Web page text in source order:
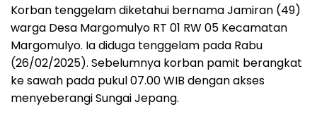
Korban tenggelam diketahui bernama Jamiran (49)
warga Desa Margomulyo RT 01 RW 05 Kecamatan
Margomulyo. Ia diduga tenggelam pada Rabu
(26/02/2025). Sebelumnya korban pamit berangkat
ke sawah pada pukul 07.00 WIB dengan akses
menyeberangi Sungai Jepang.